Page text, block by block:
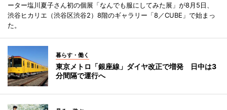
ーター塩川夏子さん初の個展「なんでも服にしてみた展」が8月5日、
渋谷ヒカリエ（渋谷区渋谷2）8階のギャラリー「8／CUBE」で始まっ
た。
暮らす・働く
東京メトロ「銀座線」ダイヤ改正で増発 日中は3
分間隔で運行へ